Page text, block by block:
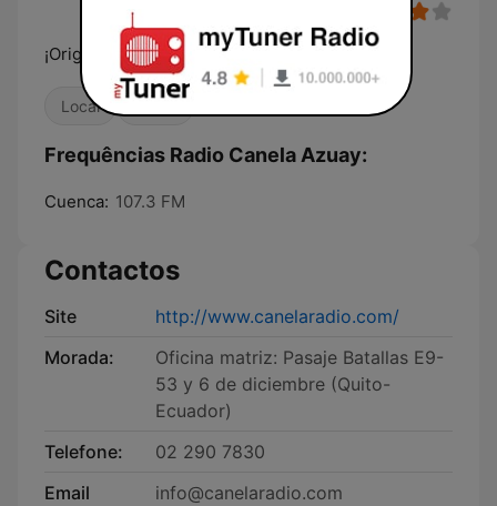
¡Original como tú!
Local
Frequências Radio Canela Azuay:
Cuenca: 107.3 FM
Contactos
Site
http://www.canelaradio.com/
Morada:
Oficina matriz: Pasaje Batallas E9-
53 y 6 de diciembre (Quito-
Ecuador)
Telefone:
02 290 7830
Email
info@canelaradio.com